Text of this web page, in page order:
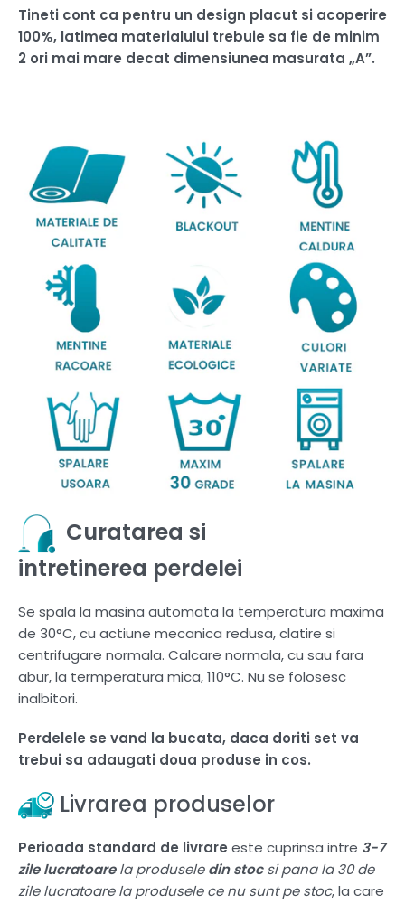
Tineti cont ca pentru un design placut si acoperire
100%, latimea materialului trebuie sa fie de minim
2 ori mai mare decat dimensiunea masurata „A”.
Curatarea si
intretinerea perdelei
Se spala la masina automata la temperatura maxima
de 30°C, cu actiune mecanica redusa, clatire si
centrifugare normala. Calcare normala, cu sau fara
abur, la termperatura mica, 110°C. Nu se folosesc
inalbitori.
Perdelele se vand la bucata, daca doriti set va
trebui sa adaugati doua produse in cos.
Livrarea produselor
Perioada standard de livrare este cuprinsa intre 3-7
zile lucratoarela produseledin stocsi pana la 30 de
zile lucratoare la produsele ce nu sunt pe stoc, la care